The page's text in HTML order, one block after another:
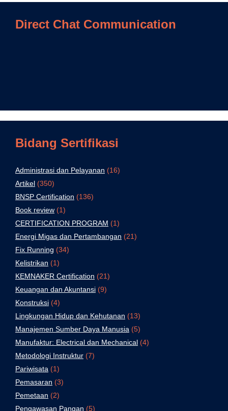
Direct Chat Communication
Bidang Sertifikasi
Administrasi dan Pelayanan (16)
Artikel (350)
BNSP Certification (136)
Book review (1)
CERTIFICATION PROGRAM (1)
Energi Migas dan Pertambangan (21)
Fix Running (34)
Kelistrikan (1)
KEMNAKER Certification (21)
Keuangan dan Akuntansi (9)
Konstruksi (4)
Lingkungan Hidup dan Kehutanan (13)
Manajemen Sumber Daya Manusia (5)
Manufaktur: Electrical dan Mechanical (4)
Metodologi Instruktur (7)
Pariwisata (1)
Pemasaran (3)
Pemetaan (2)
Pengawasan Pangan (5)